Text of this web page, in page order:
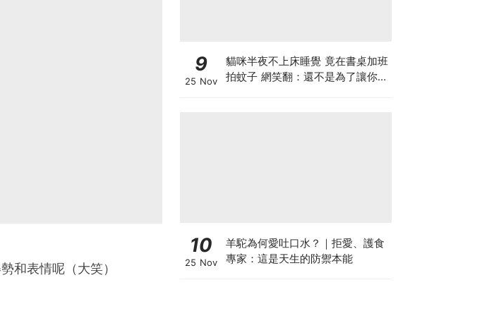
和表情呢（大笑）
9
25 Nov
貓咪半夜不上床睡覺 竟在書桌加班
拍蚊子 網笑翻：還不是為了讓你睡
10
25 Nov
羊駝為何愛吐口水？｜拒愛、護食
專家：這是天生的防禦本能